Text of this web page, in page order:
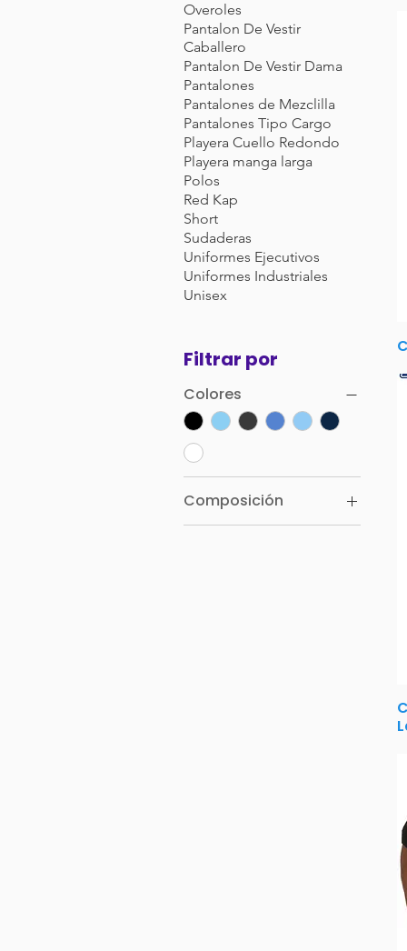
Overoles
Pantalon De Vestir
Caballero
Pantalon De Vestir Dama
Pantalones
Pantalones de Mezclilla
Pantalones Tipo Cargo
Playera Cuello Redondo
Playera manga larga
Polos
Red Kap
Short
Sudaderas
Uniformes Ejecutivos
Uniformes Industriales
Unisex
Filtrar por
Colores
Composición
60% Algodón 40%